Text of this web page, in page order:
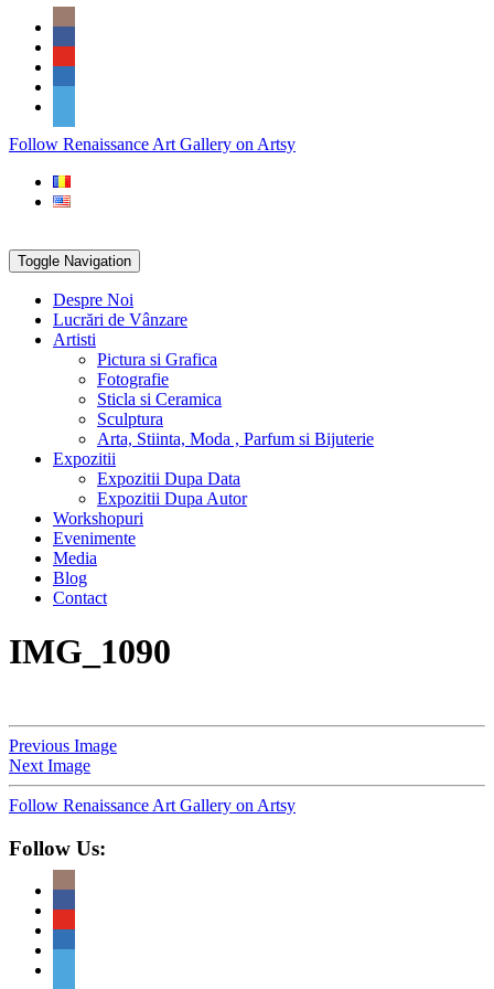
Skip
content
Social
Icons
PARTENER
Follow Renaissance Art Gallery on Artsy
Toggle Navigation
Despre Noi
Lucrări de Vânzare
Artisti
Pictura si Grafica
Fotografie
Sticla si Ceramica
Sculptura
Arta, Stiinta, Moda , Parfum si Bijuterie
Expozitii
Expozitii Dupa Data
Expozitii Dupa Autor
Workshopuri
Evenimente
Media
Blog
Contact
IMG_1090
Previous Image
Next Image
Follow Renaissance Art Gallery on Artsy
Follow Us: